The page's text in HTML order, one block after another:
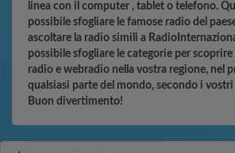
linea con il computer , tablet o telefono.
possibile sfogliare le famose radio del
ascoltare la radio simili a
possibile sfogliare le categorie per
radio e webradio nella vostra regione, nel
qualsiasi parte del mondo, secondo i
Buon divertimento!